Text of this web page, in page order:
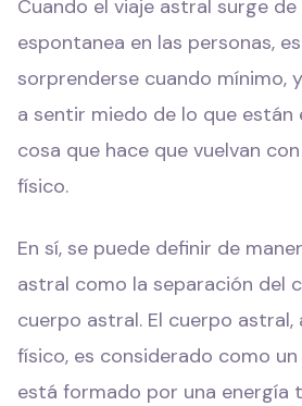
Cuando el viaje astral surge de
espontanea en las personas,
sorprenderse cuando mínimo,
a sentir miedo de lo que están
cosa que hace que vuelvan
físico.
En sí, se puede definir de
astral como la separación del
cuerpo astral. El cuerpo astral,
físico, es considerado como
está formado por una energía